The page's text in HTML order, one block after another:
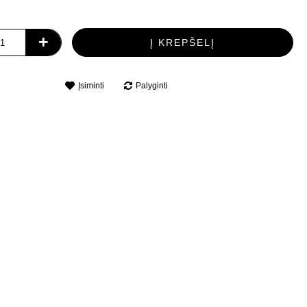
+ Į KREPŠELĮ
Įsiminti Palyginti